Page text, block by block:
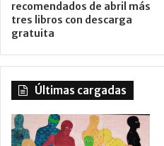
recomendados de abril más
tres libros con descarga
gratuita
Últimas cargadas